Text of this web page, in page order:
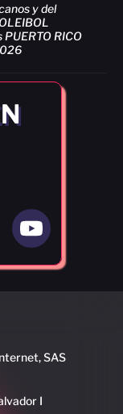
y del
RICO
SAS
I